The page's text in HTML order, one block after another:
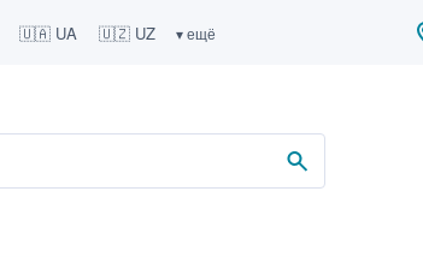
🇺🇦 UA 🇺🇿 UZ ▾ ещё